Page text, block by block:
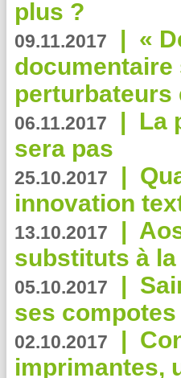
plus ?
09.11.2017 | «
documentaire
perturbateurs
06.11.2017 | La
sera pas
25.10.2017 |
innovation
13.10.2017 |
substituts à la
05.10.2017 |
ses compotes
02.10.2017 |
imprimantes,